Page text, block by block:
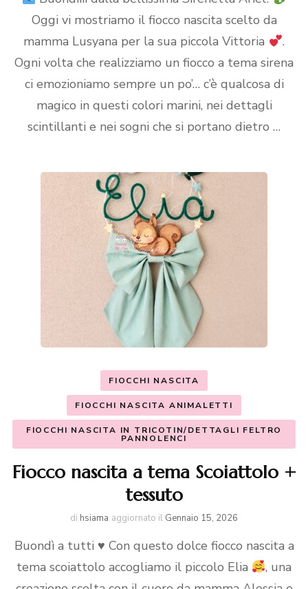
Oggi vi mostriamo il fiocco nascita scelto da
mamma Lusyana per la sua piccola Vittoria
.
Ogni volta che realizziamo un fiocco a tema sirena
ci emozioniamo sempre un po’… c’è qualcosa di
magico in questi colori marini, nei dettagli
scintillanti e nei sogni che si portano dietro …
FIOCCHI NASCITA
FIOCCHI NASCITA ANIMALETTI
FIOCCHI NASCITA IN TRICOTIN/DETTAGLI FELTRO
PANNOLENCI
Fiocco nascita a tema Scoiattolo +
tessuto
di hsiama aggiornato il Gennaio 15, 2026
Buondì a tutti ♥️ Con questo dolce fiocco nascita a
tema scoiattolo accogliamo il piccolo Elia
, una